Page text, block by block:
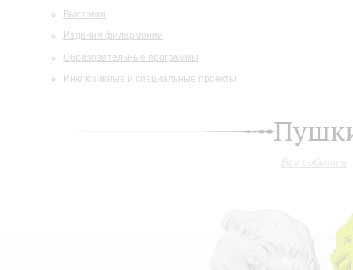
Выставки
Издания филармонии
Образовательные программы
Инклюзивные и специальные проекты
Все события